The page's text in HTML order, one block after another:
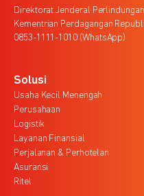
Direktorat Jenderal
Kementrian Perdagangan
0853-1111-1010 (WhatsApp)
Solusi
Usaha Kecil Menengah
Perusahaan
Logistik
Layanan Finansial
Perjalanan & Perhotelan
Asuransi
Ritel